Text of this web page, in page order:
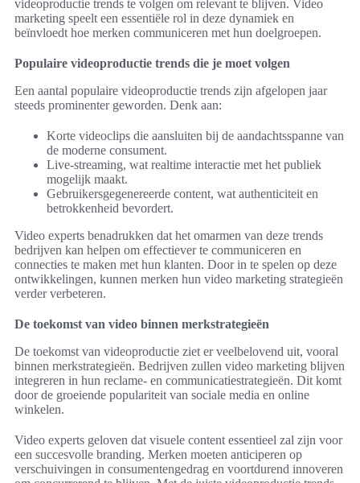
videoproductie trends te volgen om relevant te blijven. Video
marketing speelt een essentiële rol in deze dynamiek en
beïnvloedt hoe merken communiceren met hun doelgroepen.
Populaire videoproductie trends die je moet volgen
Een aantal populaire videoproductie trends zijn afgelopen jaar
steeds prominenter geworden. Denk aan:
Korte videoclips die aansluiten bij de aandachtsspanne van
de moderne consument.
Live-streaming, wat realtime interactie met het publiek
mogelijk maakt.
Gebruikersgegenereerde content, wat authenticiteit en
betrokkenheid bevordert.
Video experts benadrukken dat het omarmen van deze trends
bedrijven kan helpen om effectiever te communiceren en
connecties te maken met hun klanten. Door in te spelen op deze
ontwikkelingen, kunnen merken hun video marketing strategieën
verder verbeteren.
De toekomst van video binnen merkstrategieën
De toekomst van videoproductie ziet er veelbelovend uit, vooral
binnen merkstrategieën. Bedrijven zullen video marketing blijven
integreren in hun reclame- en communicatiestrategieën. Dit komt
door de groeiende populariteit van sociale media en online
winkelen.
Video experts geloven dat visuele content essentieel zal zijn voor
een succesvolle branding. Merken moeten anticiperen op
verschuivingen in consumentengedrag en voortdurend innoveren